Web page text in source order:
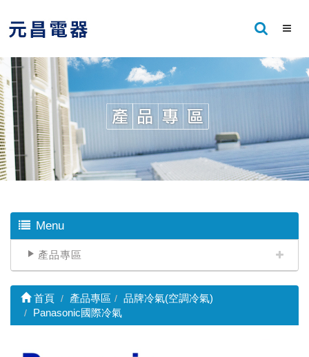
Menu
產品專區
首頁 產品專區
品牌冷氣(空調冷氣)
Panasonic國際冷氣